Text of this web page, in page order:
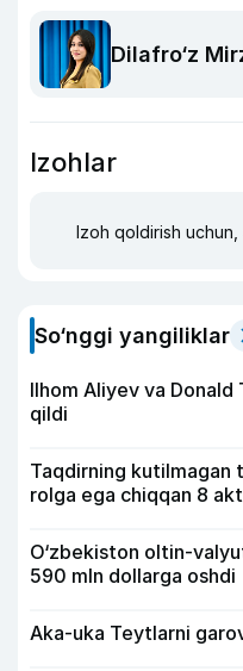
Dilafro‘z
Izohlar
Izoh qoldirish uchun,
So‘nggi yangiliklar
Ilhom Aliyev va
qildi
Taqdirning kutilmagan
rolga ega chiqqan 8
O‘zbekiston oltin-
590 mln dollarga oshdi
Aka-uka Teytlarni